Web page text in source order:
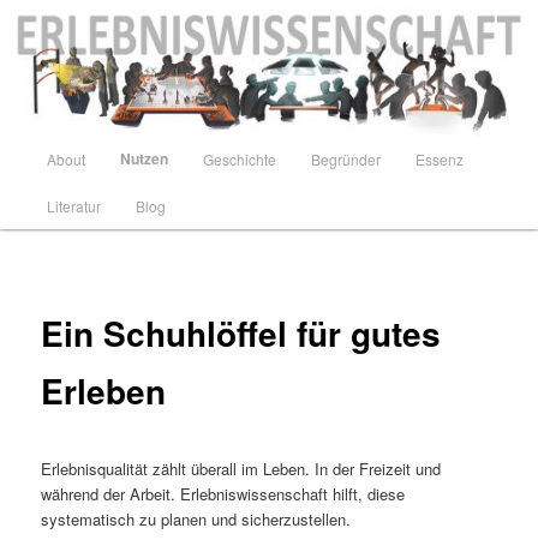
Zum
primären
Inhalt
springenErlebniswissenschaft
Lust auf Transition
About Nutzen Geschichte Begründer Essenz
Literatur Blog
Ein Schuhlöffel für gutes
Erleben
Erlebnisqualität zählt überall im Leben. In der Freizeit und
während der Arbeit. Erlebniswissenschaft hilft, diese
systematisch zu planen und sicherzustellen.